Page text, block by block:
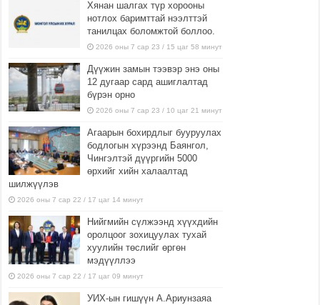
Хянан шалгах түр хорооны
нотлох баримттай нээлттэй
танилцах боломжтой боллоо.
2026 оны 7 сар 23 / 15 цаг 58 минут
Дүүжин замын тээвэр энэ оны
12 дугаар сард ашиглалтад
бүрэн орно
2026 оны 7 сар 23 / 10 цаг 21 минут
Агаарын бохирдлыг бууруулах
бодлогын хүрээнд Баянгол,
Чингэлтэй дүүргийн 5000
өрхийг хийн халаалтад
шилжүүлэв
2026 оны 7 сар 22 / 17 цаг 14 минут
Нийгмийн сүлжээнд хүүхдийн
оролцоог зохицуулах тухай
хуулийн төслийг өргөн
мэдүүллээ
2026 оны 7 сар 22 / 17 цаг 09 минут
УИХ-ын гишүүн А.Ариунзаяа